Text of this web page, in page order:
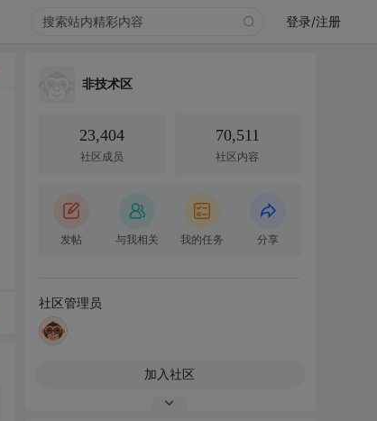
登录/注册
非技术区
23,404
社区成员
70,511
社区内容
发帖 与我相关 我的任务 分享
社区管理员
加入社区